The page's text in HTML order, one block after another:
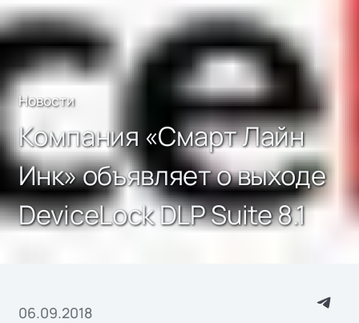
Новости
Компания «Смарт Лайн
Инк» объявляет о выходе
DeviceLock DLP Suite 8.1
06.09.2018